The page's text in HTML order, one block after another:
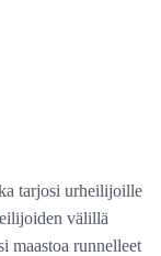
tarjosi urheilijoille
välillä
maastoa runnelleet